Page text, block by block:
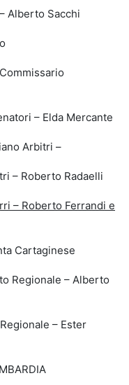
Alberto Sacchi
– Elda Mercante
Arbitri –
– Roberto Radaelli
– Roberto Ferrandi e
Cartaginese
Regionale – Alberto
– Ester